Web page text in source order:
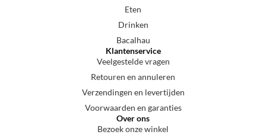
Eten
Drinken
Bacalhau
Klantenservice
Veelgestelde vragen
Retouren en annuleren
Verzendingen en levertijden
Voorwaarden en garanties
Over ons
Bezoek onze winkel